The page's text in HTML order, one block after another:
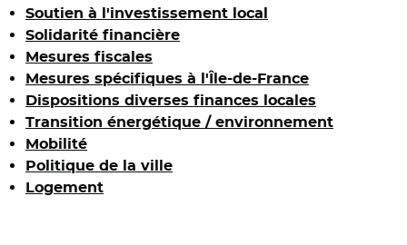
Soutien à l'investissement local
Solidarité financière
Mesures fiscales
Mesures spécifiques à l'Île-de-France
Dispositions diverses finances locales
Transition énergétique / environnement
Mobilité
Politique de la ville
Logement